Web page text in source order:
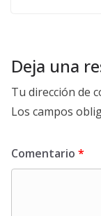
Deja una
Tu dirección de
Los campos
Comentario *